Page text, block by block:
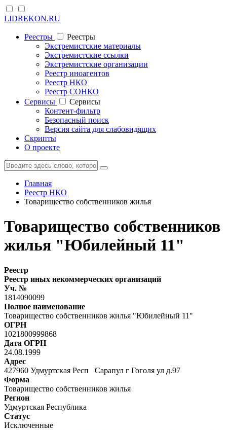
LIDREKON.RU
Реестры
Реестры
Экстремистские материалы
Экстремистские ссылки
Экстремистские организации
Реестр иноагентов
Реестр НКО
Реестр СОНКО
Cервисы
Cервисы
Контент-фильтр
Безопасный поиск
Версия сайта для слабовидящих
Скрипты
О проекте
Главная
Реестр НКО
Товарищество собственников жилья
Товарищество собственников
жилья "Юбилейный 11"
Реестр
Реестр иных некоммерческих организаций
Уч. №
1814090099
Полное наименование
Товарищество собственников жилья "Юбилейный 11"
ОГРН
1021800999868
Дата ОГРН
24.08.1999
Адрес
427960 Удмуртская Респ Сарапул г Гоголя ул д.97
Форма
Товарищество собственников жилья
Регион
Удмуртская Республика
Статус
Исключенные